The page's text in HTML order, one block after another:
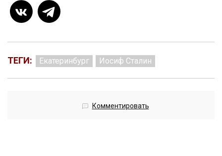
ТЕГИ: Екатеринбург Иосиф Сталин
Комментировать